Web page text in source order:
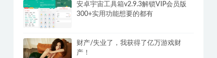
安卓宇宙工具箱v2.9.3解锁VIP会员版
300+实用功能想要的都有
财产/失业了，我获得了亿万游戏财
产！